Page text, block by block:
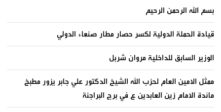
بسم الله الرحمن الرحيم
قيادة الحملة الدولية لكسر حصار مطار صنعاء الدولي
الوزير السابق للداخلية مروان شربل
ممثل الامين العام لحزب الله الشيخ الدكتور علي جابر يزور مطبخ
مائدة الامام زين العابدين ع في برج البراجنة